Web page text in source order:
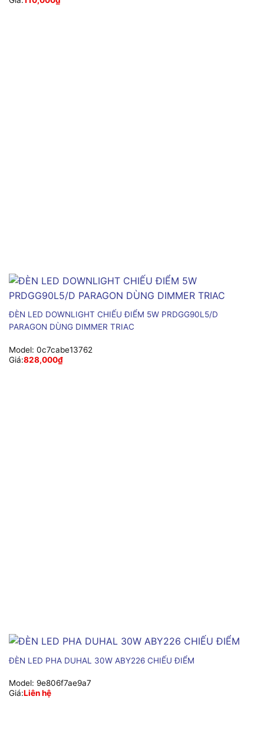
ĐÈN LED DOWNLIGHT CHIẾU ĐIỂM 5W PRDGG90L5/D
PARAGON DÙNG DIMMER TRIAC
Model: 0c7cabe13762
Giá:828,000₫
ĐÈN LED PHA DUHAL 30W ABY226 CHIẾU ĐIỂM
Model: 9e806f7ae9a7
Giá:Liên hệ